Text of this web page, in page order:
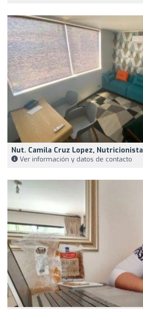
Nut. Camila Cruz Lopez, Nutricionista
Ver información y datos de contacto